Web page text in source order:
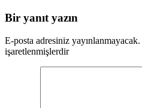
Bir yanıt yazın
E-posta adresiniz yayınlanmayacak.
işaretlenmişlerdir